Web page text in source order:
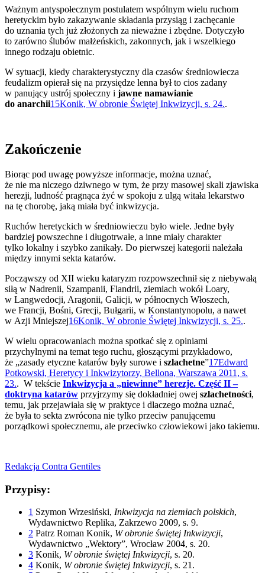
Ważnym antyspołecznym postulatem wspólnym wielu ruchom
heretyckim było zakazywanie składania przysiąg i zachęcanie
do uznania tych już złożonych za nieważne i zbędne. Dotyczyło
to zarówno ślubów małżeńskich, zakonnych, jak i wszelkiego
innego rodzaju obietnic.
W sytuacji, kiedy charakterystyczny dla czasów średniowiecza
feudalizm opierał się na przysiędze lenna był to cios zadany
w panujący ustrój społeczny i jawne namawianie
do anarchii15Konik, W obronie Świętej Inkwizycji, s. 24..
Zakończenie
Biorąc pod uwagę powyższe informacje, można uznać,
że nie ma niczego dziwnego w tym, że przy masowej skali zjawiska
herezji, ludność pragnąca żyć w spokoju z ulgą witała lekarstwo
na tę chorobę, jaką miała być inkwizycja.
Ruchów heretyckich w średniowieczu było wiele. Jedne były
bardziej powszechne i długotrwałe, a inne miały charakter
tylko lokalny i szybko zanikały. Do pierwszej kategorii należała
między innymi sekta katarów.
Począwszy od XII wieku kataryzm rozpowszechnił się z niebywałą
siłą w Nadrenii, Szampanii, Flandrii, ziemiach wokół Loary,
w Langwedocji, Aragonii, Galicji, w północnych Włoszech,
we Francji, Bośni, Grecji, Bułgarii, w Konstantynopolu, a nawet
w Azji Mniejszej16Konik, W obronie Świętej Inkwizycji, s. 25..
W wielu opracowaniach można spotkać się z opiniami
przychylnymi na temat tego ruchu, głoszącymi przykładowo,
że „zasady etyczne katarów były surowe i szlachetne”17Edward
Potkowski, Heretycy i Inkwizytorzy, Bellona, Warszawa 2011, s.
23.. W tekście Inkwizycja a „niewinne” herezje. Część II –
doktryna katarów przyjrzymy się dokładniej owej szlachetności,
temu, jak przejawiała się w praktyce i dlaczego można uznać,
że była to sekta zwrócona nie tylko przeciw panującemu
porządkowi społecznemu, ale przeciwko człowiekowi jako takiemu.
Redakcja Contra Gentiles
Przypisy:
1 Szymon Wrzesiński, Inkwizycja na ziemiach polskich,
Wydawnictwo Replika, Zakrzewo 2009, s. 9.
2 Patrz Roman Konik, W obronie świętej Inkwizycji,
Wydawnictwo „Wektory”, Wrocław 2004, s. 20.
3 Konik, W obronie świętej Inkwizycji, s. 20.
4 Konik, W obronie świętej Inkwizycji, s. 21.